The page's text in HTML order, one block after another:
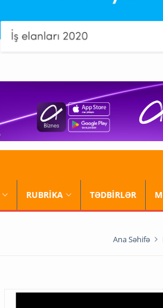
RUBRİKA TƏDBİRLƏR
Ana Səhifə